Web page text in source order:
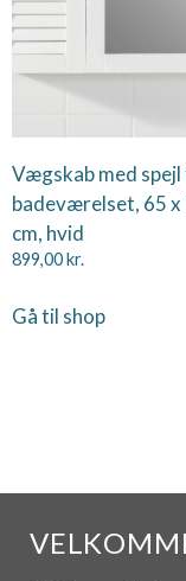
Vægskab med spejl
badeværelset, 65 x
cm, hvid
899,00kr.
Gå til shop